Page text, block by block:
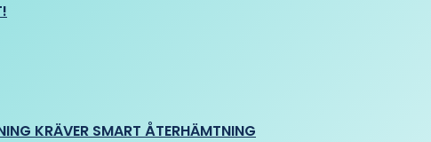
KRÄVER SMART ÅTERHÄMTNING